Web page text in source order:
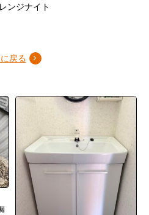
ンジナイト
戻る